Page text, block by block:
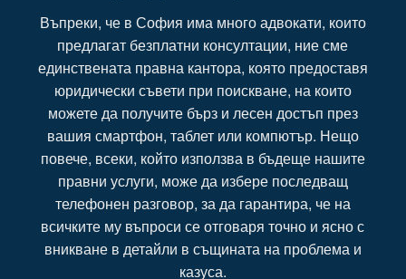
Въпреки, че в София има много адвокати, които
предлагат безплатни консултации, ние сме
единствената правна кантора, която предоставя
юридически съвети при поискване, на които
можете да получите бърз и лесен достъп през
вашия смартфон, таблет или компютър. Нещо
повече, всеки, който използва в бъдеще нашите
правни услуги, може да избере последващ
телефонен разговор, за да гарантира, че на
всичките му въпроси се отговаря точно и ясно с
вникване в детайли в същината на проблема и
казуса.